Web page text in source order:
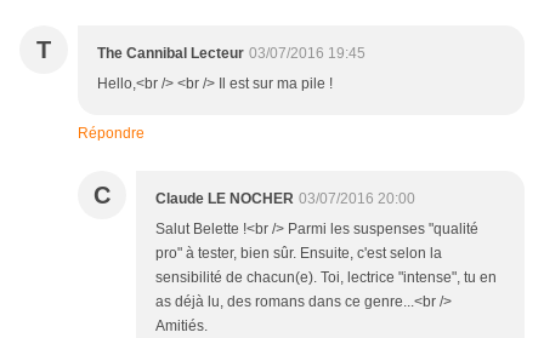
T The Cannibal Lecteur 03/07/2016 19:45
Hello,<br /> <br /> Il est sur ma pile !
Répondre
C Claude LE NOCHER 03/07/2016 20:00
Salut Belette !<br /> Parmi les suspenses "qualité
pro" à tester, bien sûr. Ensuite, c'est selon la
sensibilité de chacun(e). Toi, lectrice "intense", tu en
as déjà lu, des romans dans ce genre...<br />
Amitiés.